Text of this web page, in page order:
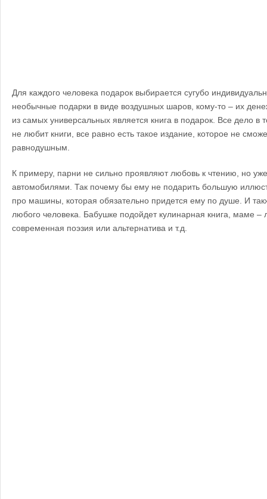
Для каждого человека подарок выбирается сугубо
необычные подарки в виде воздушных шаров, кому-то – их
из самых универсальных является книга в подарок. Все дело в
не любит книги, все равно есть такое издание, которое не
равнодушным.
К примеру, парни не сильно проявляют любовь к чтению, но
автомобилями. Так почему бы ему не подарить большую
про машины, которая обязательно придется ему по душе. И
любого человека. Бабушке подойдет кулинарная книга, маме
современная поэзия или альтернатива и т.д.